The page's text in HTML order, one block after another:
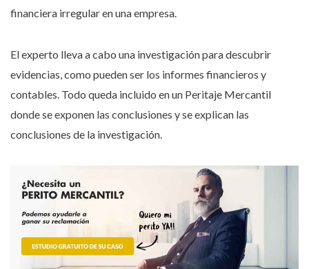
financiera irregular en una empresa.
El experto lleva a cabo una investigación para descubrir
evidencias, como pueden ser los informes financieros y
contables. Todo queda incluido en un Peritaje Mercantil
donde se exponen las conclusiones y se explican las
conclusiones de la investigación.